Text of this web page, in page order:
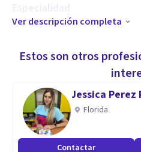
Especialidad
Terapias psicológicas de
Ver descripción completa
Estos son otros
Jessica Perez
Florida
Contactar